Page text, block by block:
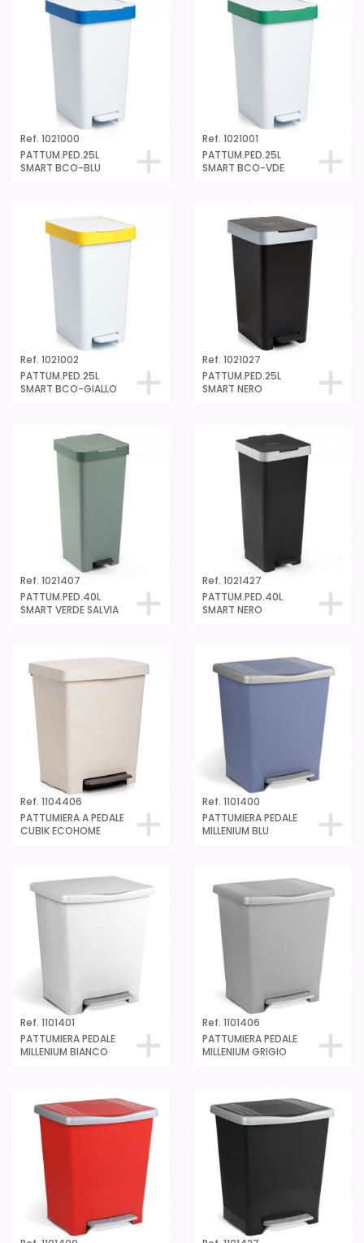
Ref. 1021000
PATTUM.PED.25L
SMART BCO-BLU
Ref. 1021001
PATTUM.PED.25L
SMART BCO-VDE
Ref. 1021002
PATTUM.PED.25L
SMART BCO-GIALLO
Ref. 1021027
PATTUM.PED.25L
SMART NERO
Ref. 1021407
PATTUM.PED.40L
SMART VERDE SALVIA
Ref. 1021427
PATTUM.PED.40L
SMART NERO
Ref. 1104406
PATTUMIERA A PEDALE
CUBIK ECOHOME
Ref. 1101400
PATTUMIERA PEDALE
MILLENIUM BLU
Ref. 1101401
PATTUMIERA PEDALE
MILLENIUM BIANCO
Ref. 1101406
PATTUMIERA PEDALE
MILLENIUM GRIGIO